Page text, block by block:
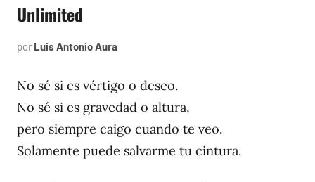
Unlimited
por Luis Antonio Aura
2023
No sé si es vértigo o deseo.
No sé si es gravedad o altura,
pero siempre caigo cuando te veo.
Solamente puede salvarme tu cintura.